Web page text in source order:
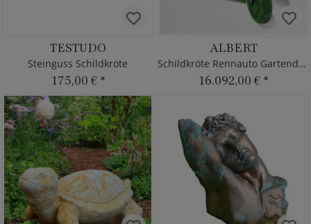
TESTUDO
Steinguss Schildkröte
175,00 € *
ALBERT
Schildkröte Rennauto Gartendeko
16.092,00 € *